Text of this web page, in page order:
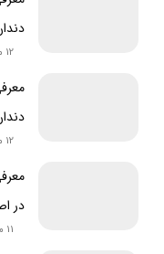
12 مرداد, 1405
12 مرداد, 1405
در
11 مرداد, 1405